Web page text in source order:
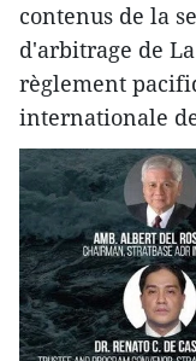
contenus de la
d'arbitrage de
règlement
internationale